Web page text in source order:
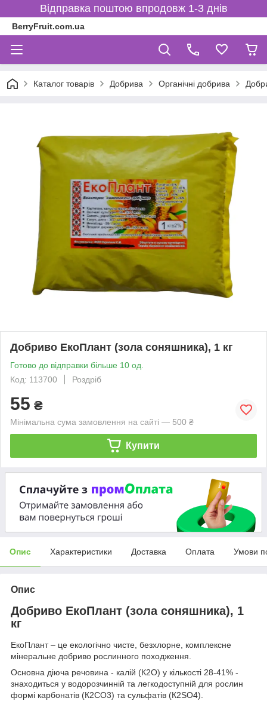
Відправка поштою впродовж 1-3 днів
BerryFruit.com.ua
Каталог товарів Добрива Органічні добрива
Добриво ЕкоПлант (зола соняшника), 1 кг
Готово до відправки більше 10 од.
Код: 113700
Роздріб
55 ₴
Мінімальна сума замовлення на сайті — 500 ₴
Купити
Опис Характеристики Доставка Оплата Умови
Опис
Добриво ЕкоПлант (зола соняшника), 1
кг
ЕкоПлант – це екологічно чисте, безхлорне, комплексне
мінеральне добриво рослинного походження.
Основна діюча речовина - калій (К2О) у кількості 28-41% -
знаходиться у водорозчинній та легкодоступній для рослин
формі карбонатів (К2СО3) та сульфатів (К2ЅО4).